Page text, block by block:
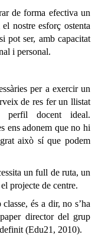
de forma efectiva un
nostre esforç ostenta
pot ser, amb capacitat
i personal.
per a exercir un
de res fer un llistat
perfil docent ideal.
ens adonem que no hi
això sí que podem
un full de ruta, un
projecte de centre.
és a dir, no s’ha
director del grup
(Edu21, 2010).